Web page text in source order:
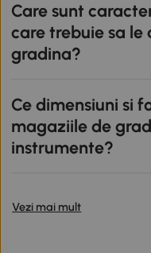
Care sunt
care trebuie sa
gradina?
Ce dimensiuni si
magaziile de
instrumente?
Vezi mai mult